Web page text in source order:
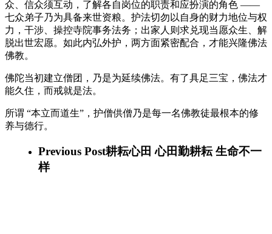
众、信众须互动，了解各自岗位的职责和应扮演的角色 ——
七众弟子乃为具备来世资粮。护法切勿以自身的财力地位与权
力，干涉、操控寺院事务法务；出家人则求兑现当愿众生、解
脱出世宏愿。如此内弘外护，两方面紧密配合，才能兴隆佛法
佛教。
佛陀当初建立僧团，乃是为延续佛法。有了具足三宝，佛法才
能久住，而戒就是法。
所谓 “本立而道生”，护僧供僧乃是每一名佛教徒最根本的修
养与德行。
Previous Post耕耘心田 心田勤耕耘 生命不一
样